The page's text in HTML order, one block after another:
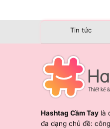
Tin tức
Hashtag Cầm Tay là
đa dạng chủ đề: